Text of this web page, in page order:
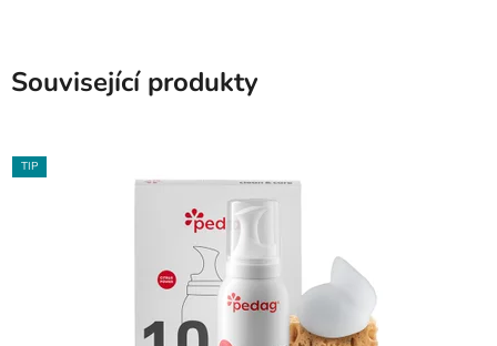
Související produkty
TIP